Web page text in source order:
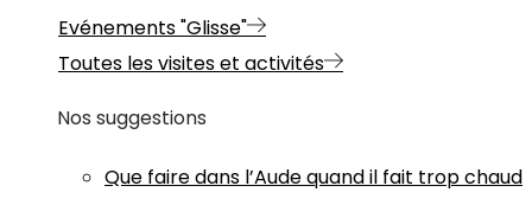
Evénements "Glisse"
Toutes les visites et activités
Nos suggestions
Que faire dans l’Aude quand il fait trop chaud